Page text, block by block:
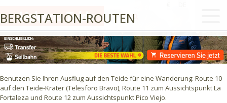
BERGSTATION-ROUTEN
Benutzen Sie Ihren Ausflug auf den Teide für eine Wanderung: Route 10
auf den Teide-Krater (Telesforo Bravo), Route 11 zum Aussichtspunkt La
Fortaleza und Route 12 zum Aussichtspunkt Pico Viejo.